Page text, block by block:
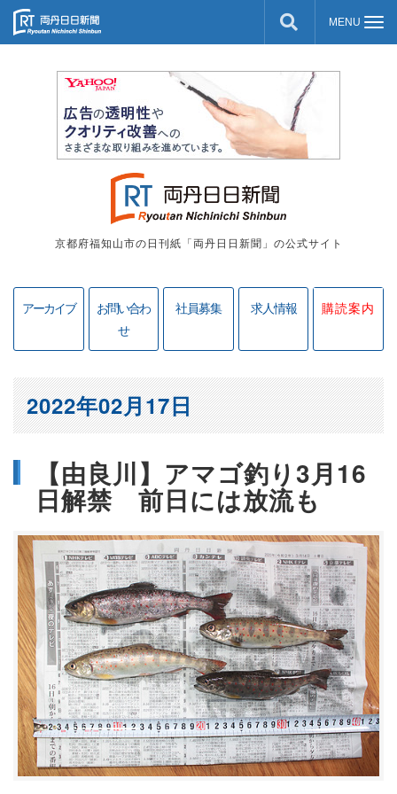
京都府福知山市の日刊紙「両丹日日新聞」の公式サイト
アーカイブ
お問い合わ
せ
社員募集 求人情報 購読案内
【由良川】アマゴ釣り3月16
日解禁 前日には放流も
2022年02月17日